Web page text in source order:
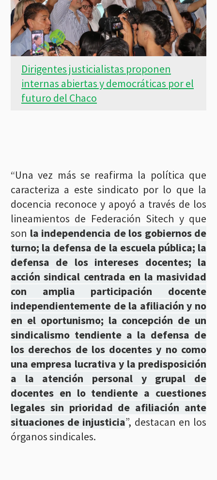
Dirigentes justicialistas proponen
internas abiertas y democráticas por el
futuro del Chaco
“Una vez más se reafirma la política que
caracteriza a este sindicato por lo que la
docencia reconoce y apoyó a través de los
lineamientos de Federación Sitech y que
son la independencia de los gobiernos de
turno; la defensa de la escuela pública; la
defensa de los intereses docentes; la
acción sindical centrada en la masividad
con amplia participación docente
independientemente de la afiliación y no
en el oportunismo; la concepción de un
sindicalismo tendiente a la defensa de
los derechos de los docentes y no como
una empresa lucrativa y la predisposición
a la atención personal y grupal de
docentes en lo tendiente a cuestiones
legales sin prioridad de afiliación ante
situaciones de injusticia”, destacan en los
órganos sindicales.